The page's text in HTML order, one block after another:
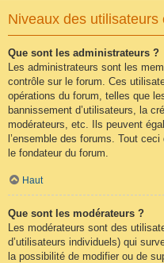
Niveaux des utilisateurs
Que sont les administrateurs ?
Les administrateurs sont les
contrôle sur le forum. Ces
opérations du forum, telles que
bannissement d’utilisateurs, la
modérateurs, etc. Ils peuvent
l’ensemble des forums. Tout
le fondateur du forum.
Haut
Que sont les modérateurs ?
Les modérateurs sont des
d’utilisateurs individuels) qui
la possibilité de modifier ou de